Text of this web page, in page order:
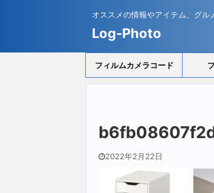
オススメの情報やアイテム、グル
Log-Photo
フィルムカメラコード
2022年2月22日